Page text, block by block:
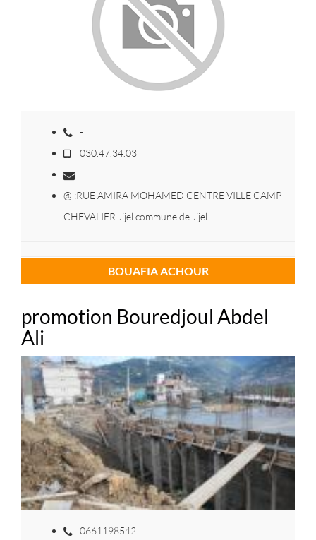
-
030.47.34.03
@ :RUE AMIRA MOHAMED CENTRE VILLE CAMP
CHEVALIER Jijel commune de Jijel
BOUAFIA ACHOUR
promotion Bouredjoul Abdel
Ali
0661198542